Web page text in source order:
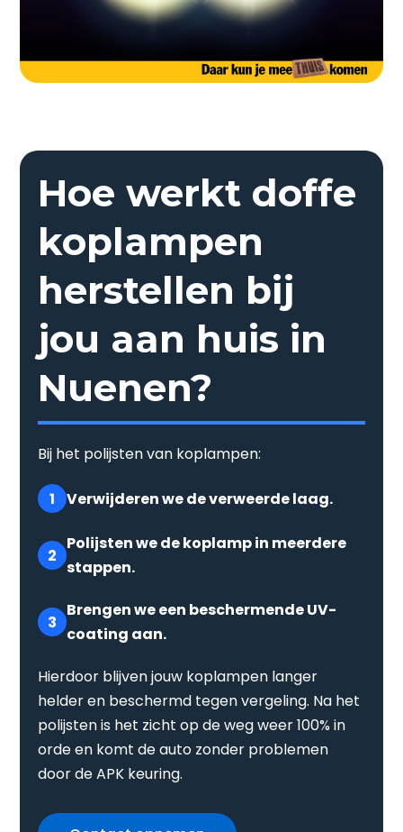
Hoe werkt doffe
koplampen
herstellen bij
jou aan huis in
Nuenen?
Bij het polijsten van koplampen:
1 Verwijderen we de verweerde laag.
2
Polijsten we de koplamp in meerdere
stappen.
3
Brengen we een beschermende UV-
coating aan.
Hierdoor blijven jouw koplampen langer
helder en beschermd tegen vergeling. Na het
polijsten is het zicht op de weg weer 100% in
orde en komt de auto zonder problemen
door de APK keuring.